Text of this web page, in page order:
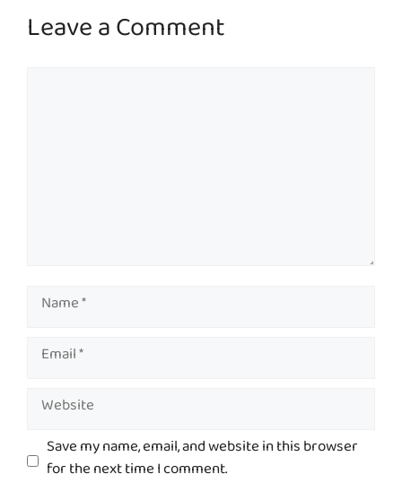
Leave a Comment
Name
Email
Website
Save my name, email, and website in this browser
for the next time I comment.